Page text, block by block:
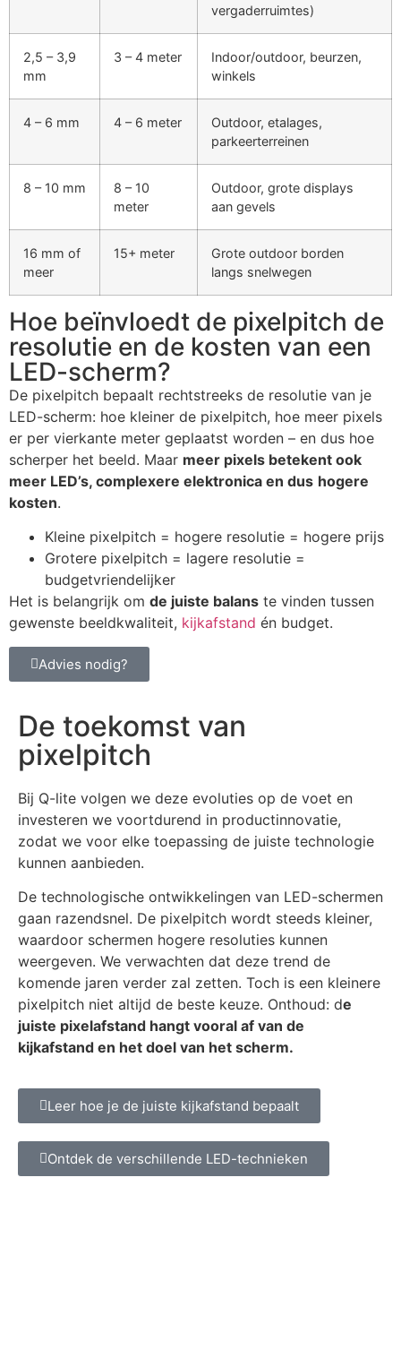
vergaderruimtes)
2,5 – 3,9
mm
3 – 4 meter
Indoor/outdoor, beurzen,
winkels
4 – 6 mm 4 – 6 meter
Outdoor, etalages,
parkeerterreinen
8 – 10 mm
8 – 10
meter
Outdoor, grote displays
aan gevels
16 mm of
meer
15+ meter
Grote outdoor borden
langs snelwegen
Hoe beïnvloedt de pixelpitch de
resolutie en de kosten van een
LED-scherm?
De pixelpitch bepaalt rechtstreeks de resolutie van je
LED-scherm: hoe kleiner de pixelpitch, hoe meer pixels
er per vierkante meter geplaatst worden – en dus hoe
scherper het beeld. Maar meer pixels betekent ook
meer LED’s, complexere elektronica en dus hogere
kosten.
Kleine pixelpitch = hogere resolutie = hogere prijs
Grotere pixelpitch = lagere resolutie =
budgetvriendelijker
Het is belangrijk om de juiste balans te vinden tussen
gewenste beeldkwaliteit, kijkafstand én budget.
Advies nodig?
De toekomst van
pixelpitch
Bij Q-lite volgen we deze evoluties op de voet en
investeren we voortdurend in productinnovatie,
zodat we voor elke toepassing de juiste technologie
kunnen aanbieden.
De technologische ontwikkelingen van LED-schermen
gaan razendsnel. De pixelpitch wordt steeds kleiner,
waardoor schermen hogere resoluties kunnen
weergeven. We verwachten dat deze trend de
komende jaren verder zal zetten. Toch is een kleinere
pixelpitch niet altijd de beste keuze. Onthoud: de
juiste pixelafstand hangt vooral af van de
kijkafstand en het doel van het scherm.
Leer hoe je de juiste kijkafstand bepaalt
Ontdek de verschillende LED-technieken